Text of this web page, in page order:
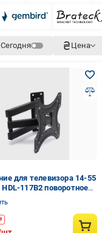
Сегодня Цена
для телевизора 14-55
HDL-117B2 поворотное
до 50 кг (33095084)